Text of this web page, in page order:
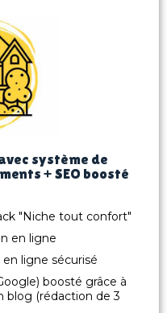
système de
+ SEO boosté
"Niche tout confort"
en ligne
ligne sécurisé
boosté grâce à
blog (rédaction de 3